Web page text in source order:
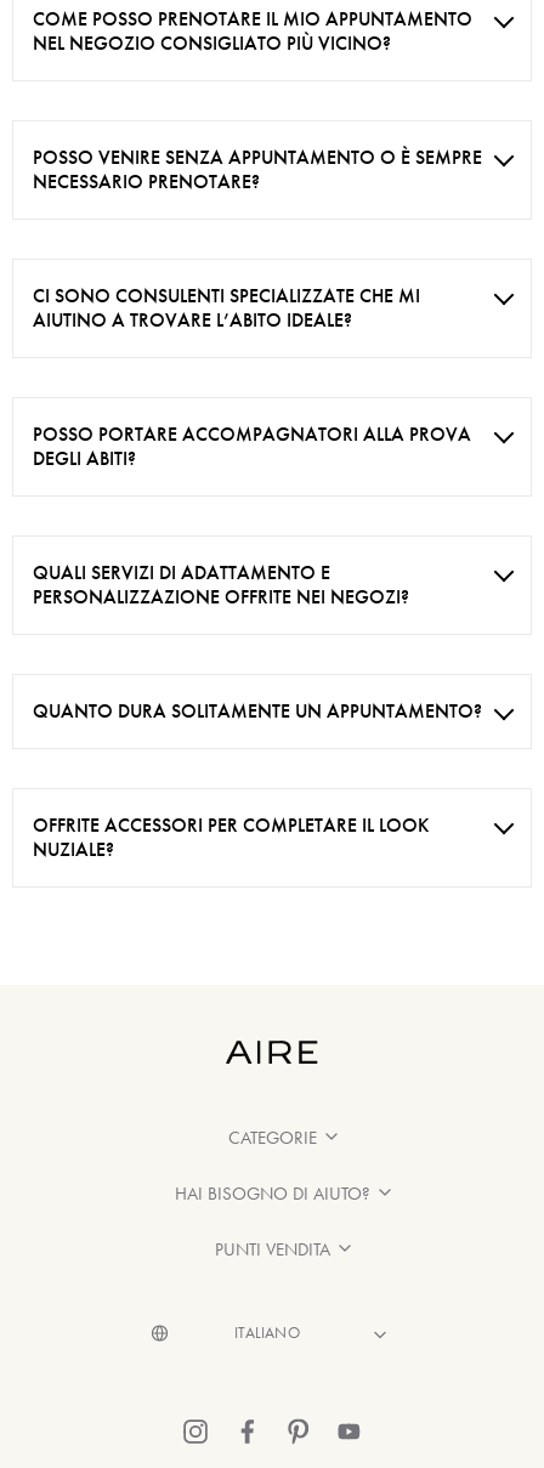
COME POSSO PRENOTARE IL MIO APPUNTAMENTO
NEL NEGOZIO CONSIGLIATO PIÙ VICINO?
POSSO VENIRE SENZA APPUNTAMENTO O È SEMPRE
NECESSARIO PRENOTARE?
CI SONO CONSULENTI SPECIALIZZATE CHE MI
AIUTINO A TROVARE L’ABITO IDEALE?
POSSO PORTARE ACCOMPAGNATORI ALLA PROVA
DEGLI ABITI?
QUALI SERVIZI DI ADATTAMENTO E
PERSONALIZZAZIONE OFFRITE NEI NEGOZI?
QUANTO DURA SOLITAMENTE UN APPUNTAMENTO?
OFFRITE ACCESSORI PER COMPLETARE IL LOOK
NUZIALE?
CATEGORIE
HAI BISOGNO DI AIUTO?
PUNTI VENDITA